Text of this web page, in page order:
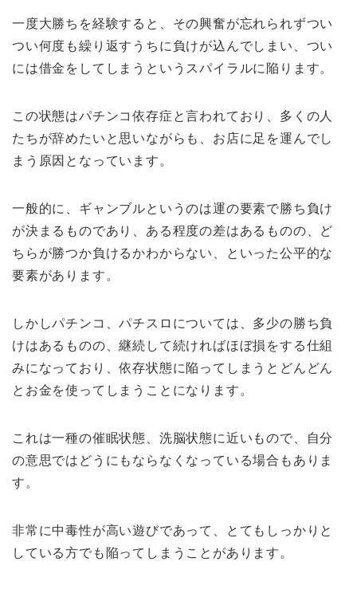
一度大勝ちを経験すると、その興奮が忘れられずつい
つい何度も繰り返すうちに負けが込んでしまい、つい
には借金をしてしまうというスパイラルに陥ります。
この状態はパチンコ依存症と言われており、多くの人
たちが辞めたいと思いながらも、お店に足を運んでし
まう原因となっています。
一般的に、ギャンブルというのは運の要素で勝ち負け
が決まるものであり、ある程度の差はあるものの、ど
ちらが勝つか負けるかわからない、といった公平的な
要素があります。
しかしパチンコ、パチスロについては、多少の勝ち負
けはあるものの、継続して続ければほぼ損をする仕組
みになっており、依存状態に陥ってしまうとどんどん
とお金を使ってしまうことになります。
これは一種の催眠状態、洗脳状態に近いもので、自分
の意思ではどうにもならなくなっている場合もありま
す。
非常に中毒性が高い遊びであって、とてもしっかりと
している方でも陥ってしまうことがあります。